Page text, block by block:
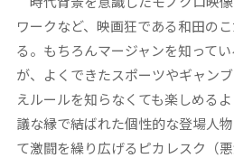
ワークなど、映画狂である和田の
る。もちろんマージャンを知って
が、よくできたスポーツやギャン
えルールを知らなくても楽しめる
議な縁で結ばれた個性的な登場人
て激闘を繰り広げるピカレスク（